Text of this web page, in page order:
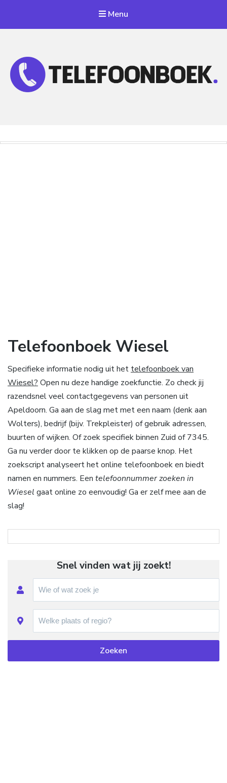
Menu
Telefoonboek Wiesel
Specifieke informatie nodig uit het telefoonboek van
Wiesel? Open nu deze handige zoekfunctie. Zo check jij
razendsnel veel contactgegevens van personen uit
Apeldoorn. Ga aan de slag met met een naam (denk aan
Wolters), bedrijf (bijv. Trekpleister) of gebruik adressen,
buurten of wijken. Of zoek specifiek binnen Zuid of 7345.
Ga nu verder door te klikken op de paarse knop. Het
zoekscript analyseert het online telefoonboek en biedt
namen en nummers. Een telefoonnummer zoeken in
Wiesel gaat online zo eenvoudig! Ga er zelf mee aan de
slag!
Snel vinden wat jij zoekt!